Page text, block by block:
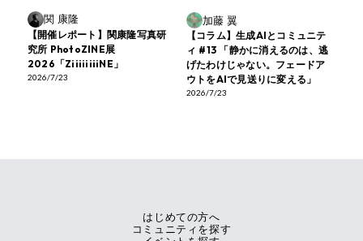
関 康隆
【開催レポート】関康隆写真研
究所 PhotoZINE展
2026「ZiiiiiiiiNE」
2026/7/23
加藤 翼
【コラム】生成AIとコミュニテ
ィ #13 「静かに消えるのは、逃
げたわけじゃない。フェードア
ウトをAIで見送りに変える」
2026/7/23
はじめての方へ
コミュニティを探す